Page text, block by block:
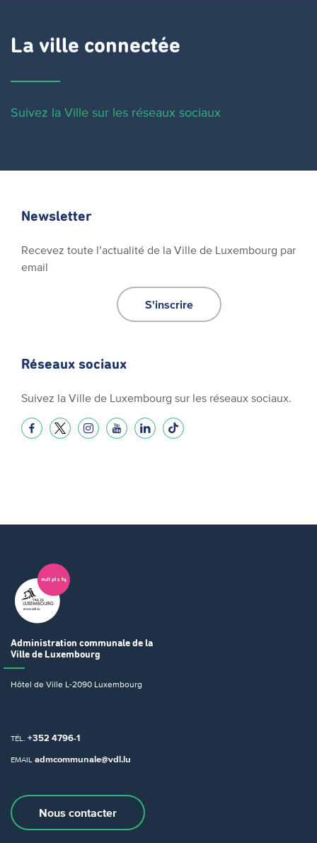
La ville connectée
Suivez la Ville sur les réseaux sociaux
Newsletter
Recevez toute l’actualité de la Ville de Luxembourg par
email
S'inscrire
Réseaux sociaux
Suivez la Ville de Luxembourg sur les réseaux sociaux.
Administration communale de la
Ville de Luxembourg
Hôtel de Ville L-2090 Luxembourg
TÉL. +352 4796-1
EMAIL admcommunale@vdl.lu
Nous contacter